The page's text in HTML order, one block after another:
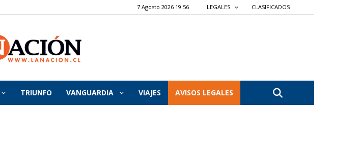
7 Agosto 2026 19:56 LEGALES CLASIFICADOS
La
TRIUNFO VANGUARDIA VIAJES AVISOS LEGALES